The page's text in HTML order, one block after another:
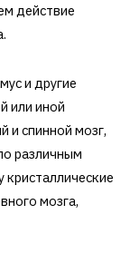
действие
и другие
или иной
и спинной мозг,
различным
мозга,